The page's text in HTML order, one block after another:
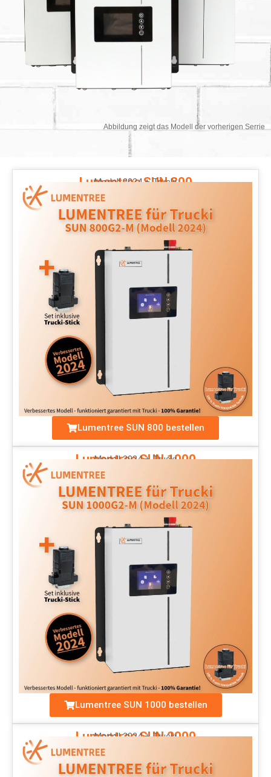
Abbildung zeigt das Modell der vorherigen Serrie
Lumentree SUN 800
Modell 2024 + Trucki
Lumentree SUN 800 bestellen
Lumentree SUN 1000
Modell 2024 + Trucki
Lumentree SUN 1000 bestellen
Lumentree SUN 2000
Modell 2024 + Trucki